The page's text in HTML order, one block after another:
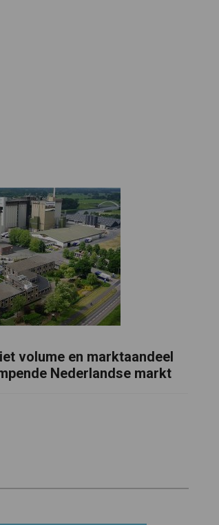
volume en marktaandeel
Nederlandse markt